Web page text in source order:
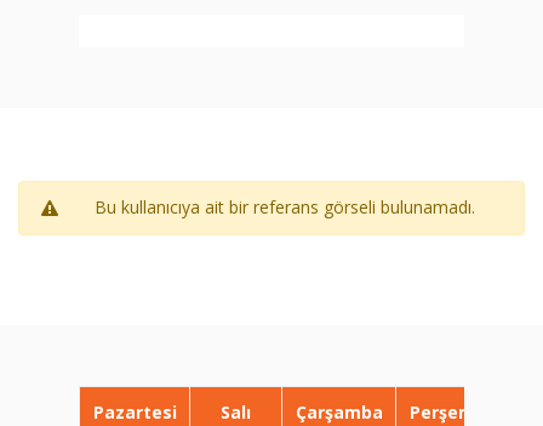
Bu kullanıcıya ait bir referans görseli bulunamadı.
Pazartesi Salı Çarşamba Perşembe